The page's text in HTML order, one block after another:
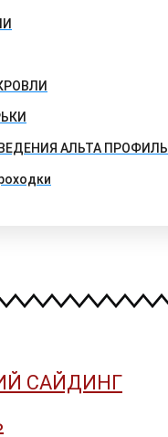
АЛЬТА ПРОФИЛЬ
САЙДИНГ